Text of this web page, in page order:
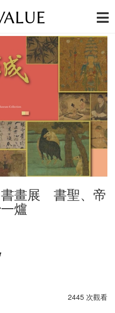
書畫展 書聖、帝
爐
2445 次觀看